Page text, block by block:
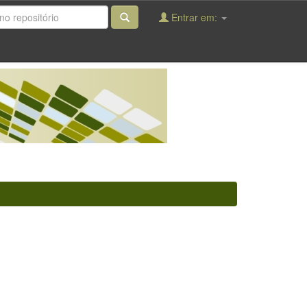
Entrar em: